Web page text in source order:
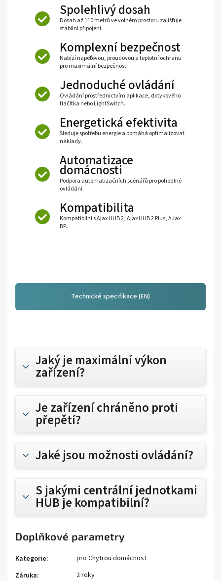
Spolehlivý dosah
Dosah až 110 metrů ve volném prostoru zajišťuje
stabilní připojení.
Komplexní bezpečnost
Nabízí napěťovou, proudovou a teplotní ochranu
pro maximální bezpečnost.
Jednoduché ovládání
Ovládání prostřednictvím aplikace, dotykového
tlačítka nebo LightSwitch.
Energetická efektivita
Sleduje spotřebu energie a pomáhá optimalizovat
náklady.
Automatizace
domácnosti
Podpora automatizačních scénářů pro pohodlné
ovládání.
Kompatibilita
Kompatibilní s Ajax HUB 2, Ajax HUB 2 Plus, AJax
BP..
Technické specifikace (EN)
Jaký je maximální výkon
zařízení?
Je zařízení chráněno proti
přepětí?
Jaké jsou možnosti ovládání?
S jakými centrální jednotkami
HUB je kompatibilní?
Doplňkové parametry
Kategorie:
pro Chytrou domácnost
Záruka:
2 roky